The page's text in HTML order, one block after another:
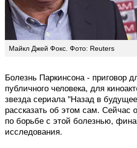
Майкл Джей Фокс. Фото: Reuters
Болезнь Паркинсона - приговор
публичного человека, для
звезда сериала "Назад в
рассказать об этом сам. Сейчас
по борьбе с этой болезнью,
исследования.